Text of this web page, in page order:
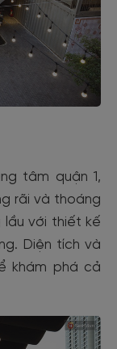
tâm quận 1,
rãi và thoáng
với thiết kế
Diện tích và
khám phá cả